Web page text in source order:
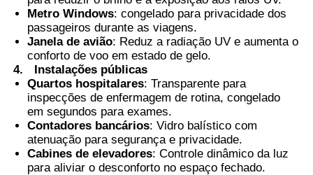
Metro Windows: congelado para privacidade dos
passageiros durante as viagens.
Janela de avião: Reduz a radiação UV e aumenta o
conforto de voo em estado de gelo.
4.
Instalações públicas
Quartos hospitalares: Transparente para
inspecções de enfermagem de rotina, congelado
em segundos para exames.
Contadores bancários: Vidro balístico com
atenuação para segurança e privacidade.
Cabines de elevadores: Controle dinâmico da luz
para aliviar o desconforto no espaço fechado.